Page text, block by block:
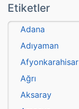
Etiketler
Adana
Adıyaman
Afyonkarahisar
Ağrı
Aksaray